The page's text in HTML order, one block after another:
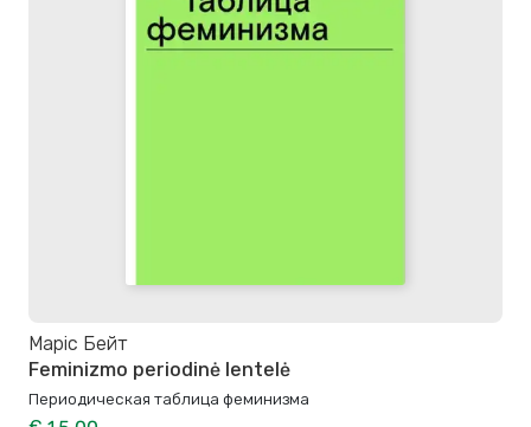
Маріс Бейт
Feminizmo periodinė lentelė
Периодическая таблица феминизма